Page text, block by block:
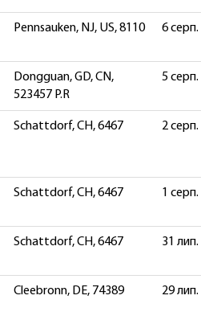
Pennsauken, NJ, US, 8110 6 серп.
Dongguan, GD, CN,
523457 P.R
5 серп.
Schattdorf, CH, 6467 2 серп.
Schattdorf, CH, 6467 1 серп.
Schattdorf, CH, 6467 31 лип.
Cleebronn, DE, 74389 29 лип.